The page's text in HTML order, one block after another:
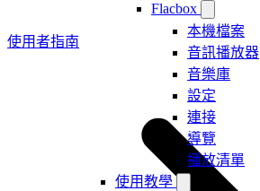
Flacbox
本機檔案
音訊播放器
音樂庫
設定
連接
導覽
播放清單
使用教學
使用者指南